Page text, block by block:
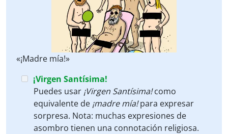
«¡Madre mía!»
¡Virgen Santísima!
Puedes usar ¡Virgen Santísima!como
equivalente de ¡madre mía!para expresar
sorpresa. Nota: muchas expresiones de
asombro tienen una connotación religiosa.